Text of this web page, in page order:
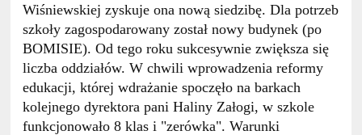
Wiśniewskiej zyskuje ona nową siedzibę. Dla potrzeb
szkoły zagospodarowany został nowy budynek (po
BOMISIE). Od tego roku sukcesywnie zwiększa się
liczba oddziałów. W chwili wprowadzenia reformy
edukacji, której wdrażanie spoczęło na barkach
kolejnego dyrektora pani Haliny Załogi, w szkole
funkcjonowało 8 klas i "zerówka". Warunki